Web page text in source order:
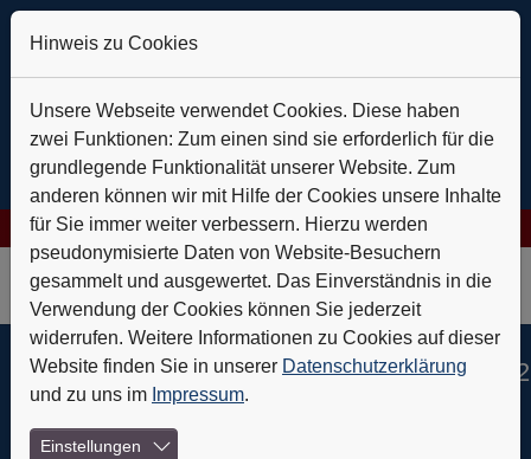
AG: Verlässlich auf Kurs+++Daldrup & Söhne:
Skip to main navigation
Skip to main content
Skip to page footer
Jetzt in der Ausgabe Nr. 12/
01.12.2022
Hinweis zu Cookies
Unsere Webseite verwendet Cookies. Diese haben
zwei Funktionen: Zum einen sind sie erforderlich für die
grundlegende Funktionalität unserer Website. Zum
anderen können wir mit Hilfe der Cookies unsere Inhalte
für Sie immer weiter verbessern. Hierzu werden
pseudonymisierte Daten von Website-Besuchern
gesammelt und ausgewertet. Das Einverständnis in die
Verwendung der Cookies können Sie jederzeit
widerrufen. Weitere Informationen zu Cookies auf dieser
Website finden Sie in unserer Datenschutzerklärung
und zu uns im Impressum.
Einstellungen